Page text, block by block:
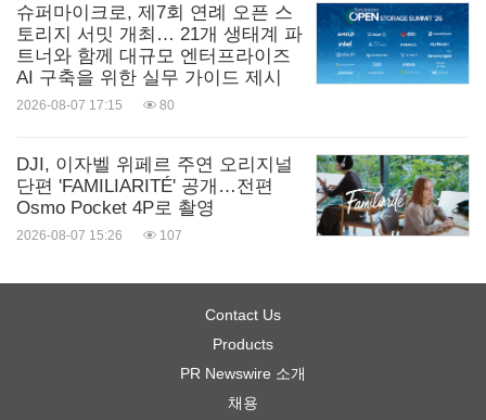
슈퍼마이크로, 제7회 연례 오픈 스
토리지 서밋 개최… 21개 생태계 파
트너와 함께 대규모 엔터프라이즈
AI 구축을 위한 실무 가이드 제시
2026-08-07 17:15 80
DJI, 이자벨 위페르 주연 오리지널
단편 'FAMILIARITÉ' 공개…전편
Osmo Pocket 4P로 촬영
2026-08-07 15:26 107
Contact Us
Products
PR Newswire 소개
채용